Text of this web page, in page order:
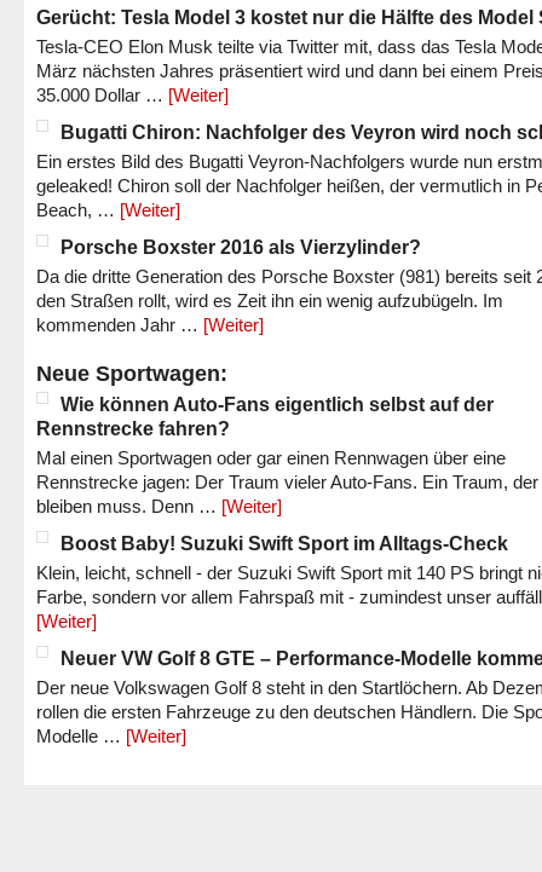
Gerücht: Tesla Model 3 kostet nur die Hälfte des Model
Tesla-CEO Elon Musk teilte via Twitter mit, dass das Tesla
März nächsten Jahres präsentiert wird und dann bei einem
35.000 Dollar … [Weiter]
Bugatti Chiron: Nachfolger des Veyron wird noch
Ein erstes Bild des Bugatti Veyron-Nachfolgers wurde nun
geleaked! Chiron soll der Nachfolger heißen, der vermutlich in
Beach, … [Weiter]
Porsche Boxster 2016 als Vierzylinder?
Da die dritte Generation des Porsche Boxster (981) bereits seit
den Straßen rollt, wird es Zeit ihn ein wenig aufzubügeln. Im
kommenden Jahr … [Weiter]
Neue Sportwagen:
Wie können Auto-Fans eigentlich selbst auf der
Rennstrecke fahren?
Mal einen Sportwagen oder gar einen Rennwagen über eine
Rennstrecke jagen: Der Traum vieler Auto-Fans. Ein Traum,
bleiben muss. Denn … [Weiter]
Boost Baby! Suzuki Swift Sport im Alltags-Check
Klein, leicht, schnell - der Suzuki Swift Sport mit 140 PS bringt
Farbe, sondern vor allem Fahrspaß mit - zumindest unser
[Weiter]
Neuer VW Golf 8 GTE – Performance-Modelle
Der neue Volkswagen Golf 8 steht in den Startlöchern. Ab
rollen die ersten Fahrzeuge zu den deutschen Händlern. Die
Modelle … [Weiter]